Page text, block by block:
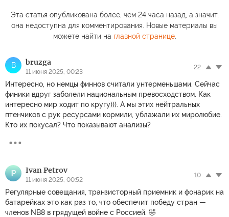
Эта статья опубликована более, чем 24 часа назад, а значит,
она недоступна для комментирования. Новые материалы вы
можете найти на главной странице.
B bruzga
11 июня 2025, 00:23
22
Интересно, но немцы финнов считали унтерменьшами. Сейчас
финики вдруг заболели национальным превосходством. Как
интересно мир ходит по кругу))). А мы этих нейтральных
птенчиков с рук ресурсами кормили, ублажали их миролюбие.
Кто их покусал? Что показывают анализы?
IP Ivan Petrov
11 июня 2025, 00:52
10
Регулярные совещания, транзисторный приемник и фонарик на
батарейках это как раз то, что обеспечит победу стран —
членов NB8 в грядущей войне с Россией. 🤣